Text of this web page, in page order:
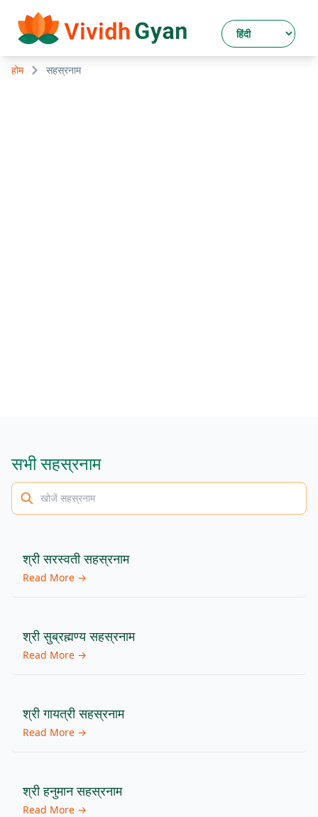
होम सहस्रनाम
सभीसहस्रनाम
श्री सरस्वती सहस्रनाम
Read More →
श्री सुब्रह्मण्य सहस्रनाम
Read More →
श्री गायत्री सहस्रनाम
Read More →
श्री हनुमान सहस्रनाम
Read More →